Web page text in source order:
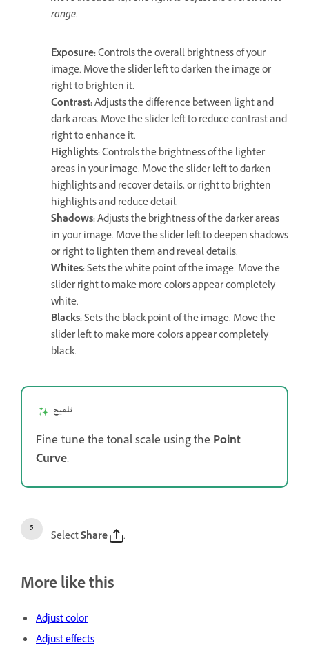
range.
Exposure:Controls the overall brightness of your
image. Move the slider left to darken the image or
right to brighten it.
Contrast:Adjusts the difference between light and
dark areas. Move the slider left to reduce contrast and
right to enhance it.
Highlights:Controls the brightness of the lighter
areas in your image. Move the slider left to darken
highlights and recover details, or right to brighten
highlights and reduce detail.
Shadows:Adjusts the brightness of the darker areas
in your image. Move the slider left to deepen shadows
or right to lighten them and reveal details.
Whites:Sets the white point of the image. Move the
slider right to make more colors appear completely
white.
Blacks:Sets the black point of the image. Move the
slider left to make more colors appear completely
black.
تلميح
Fine-tune the tonal scale using the Point
Curve.
SelectShare .
More like this
Adjust color
Adjust effects